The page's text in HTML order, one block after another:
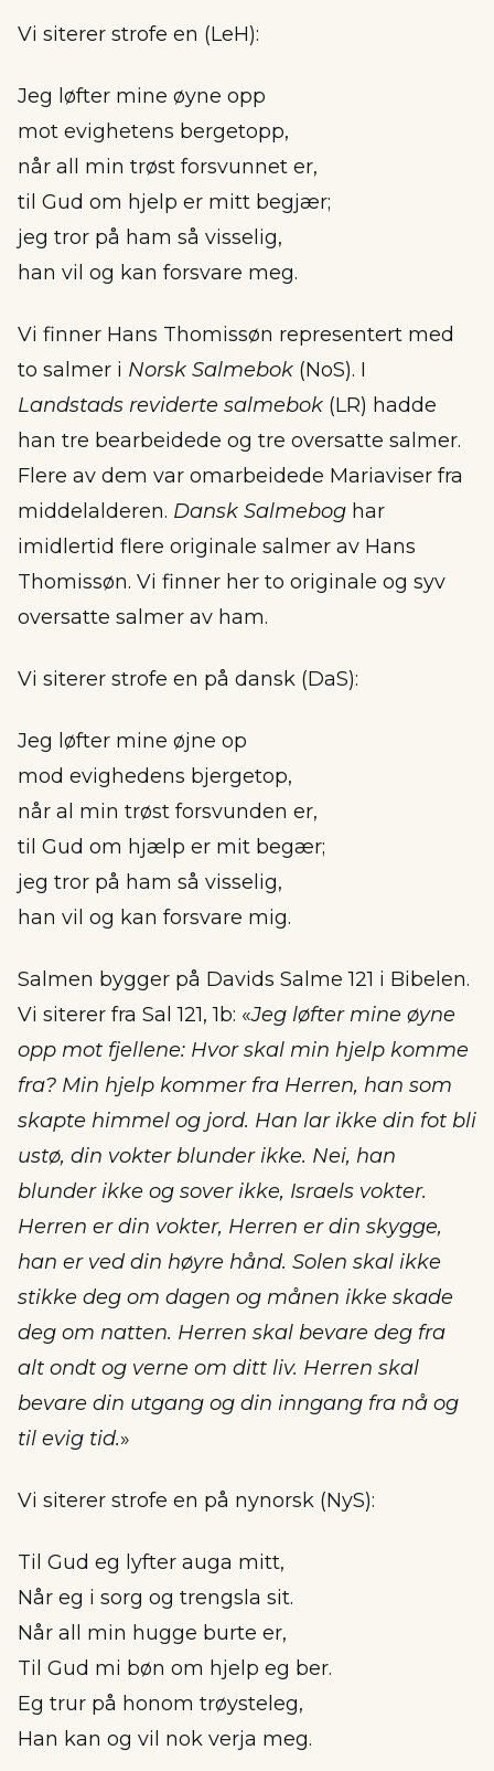
Vi siterer strofe en (LeH):
Jeg løfter mine øyne opp
mot evighetens bergetopp,
når all min trøst forsvunnet er,
til Gud om hjelp er mitt begjær;
jeg tror på ham så visselig,
han vil og kan forsvare meg.
Vi finner Hans Thomissøn representert med
to salmer i Norsk Salmebok (NoS). I
Landstads reviderte salmebok (LR) hadde
han tre bearbeidede og tre oversatte salmer.
Flere av dem var omarbeidede Mariaviser fra
middelalderen. Dansk Salmebog har
imidlertid flere originale salmer av Hans
Thomissøn. Vi finner her to originale og syv
oversatte salmer av ham.
Vi siterer strofe en på dansk (DaS):
Jeg løfter mine øjne op
mod evighedens bjergetop,
når al min trøst forsvunden er,
til Gud om hjælp er mit begær;
jeg tror på ham så visselig,
han vil og kan forsvare mig.
Salmen bygger på Davids Salme 121 i Bibelen.
Vi siterer fra Sal 121, 1b: «Jeg løfter mine øyne
opp mot fjellene: Hvor skal min hjelp komme
fra? Min hjelp kommer fra Herren, han som
skapte himmel og jord. Han lar ikke din fot bli
ustø, din vokter blunder ikke. Nei, han
blunder ikke og sover ikke, Israels vokter.
Herren er din vokter, Herren er din skygge,
han er ved din høyre hånd. Solen skal ikke
stikke deg om dagen og månen ikke skade
deg om natten. Herren skal bevare deg fra
alt ondt og verne om ditt liv. Herren skal
bevare din utgang og din inngang fra nå og
til evig tid.»
Vi siterer strofe en på nynorsk (NyS):
Til Gud eg lyfter auga mitt,
Når eg i sorg og trengsla sit.
Når all min hugge burte er,
Til Gud mi bøn om hjelp eg ber.
Eg trur på honom trøysteleg,
Han kan og vil nok verja meg.